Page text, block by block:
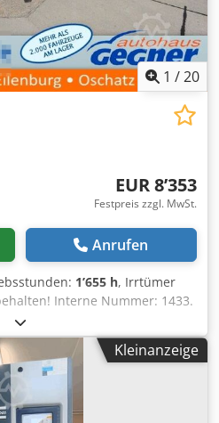
1 /20
EUR 8’353
Festpreis zzgl. MwSt.
Anrufen
1’655 h, Irrtümer
Interne Nummer: 1433.
ist unaufbereitet!
Aufpreis möglich.
und Zwischenverkauf
wir Ihr Fahrzeug in Zahlung.
ohne Anzahlung möglich! Sie
Sie gern!
Kleinanzeige